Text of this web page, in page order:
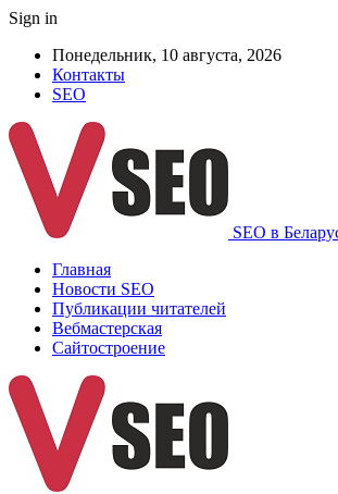
Sign in
Понедельник, 10 августа, 2026
Контакты
SEO
SEO в
Главная
Новости SEO
Публикации читателей
Вебмастерская
Сайтостроение